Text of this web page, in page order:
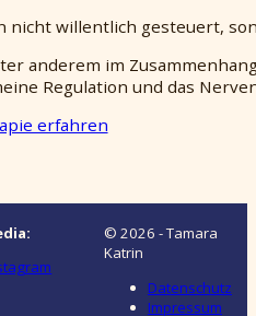
nicht willentlich gesteuert,
anderem im
Regulation und das
erfahren
© 2026 - Tamara
Katrin
Datenschutz
Impressum